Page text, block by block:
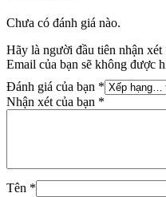
Chưa có đánh giá nào.
Hãy là người đầu tiên nhận
Email của bạn sẽ không được
Đánh giá của bạn *
Nhận xét của bạn *
Tên *